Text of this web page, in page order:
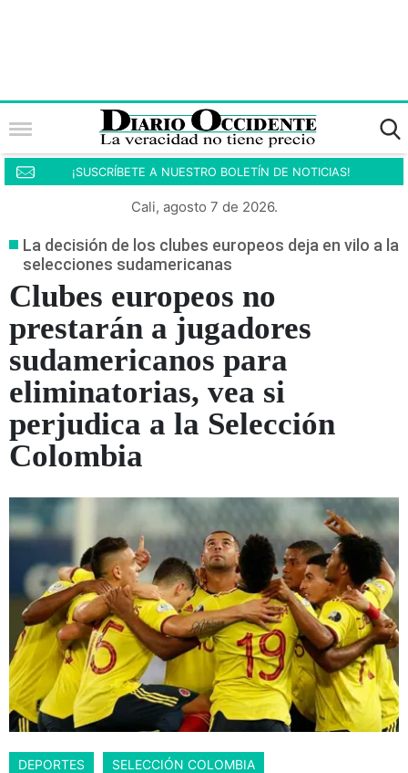
¡SUSCRÍBETE A NUESTRO BOLETÍN DE NOTICIAS!
Cali, agosto 7 de 2026.
La decisión de los clubes europeos deja en vilo a la
selecciones sudamericanas
Clubes europeos no
prestarán a jugadores
sudamericanos para
eliminatorias, vea si
perjudica a la Selección
Colombia
DEPORTES SELECCIÓN COLOMBIA